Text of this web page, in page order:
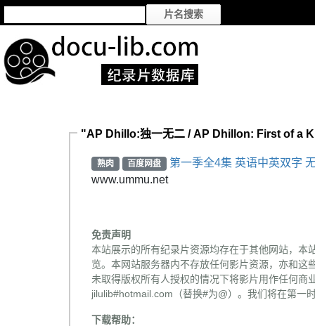
"AP Dhillo:独一无二 / AP Dhillon: First of a
熟肉 百度网盘
第一季全4集 英语中英双字
www.ummu.net
免责声明
本站展示的所有纪录片资源均存在于其他网站，本
览。本网站服务器内不存放任何影片资源，亦和
未取得版权所有人授权的情况下将影片用作任何
jilulib#hotmail.com（替换#为@）。我们将在第一
下载帮助：